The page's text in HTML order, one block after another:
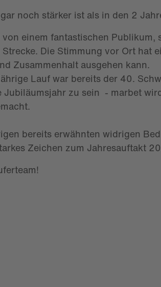
noch stärker ist als in den 2
einem fantastischen Publikum,
Die Stimmung vor Ort hat
Zusammenhalt ausgehen kann.
Lauf war bereits der 40.
Jubiläumsjahr zu sein - marbet
bereits erwähnten widrigen
Zeichen zum Jahresauftakt